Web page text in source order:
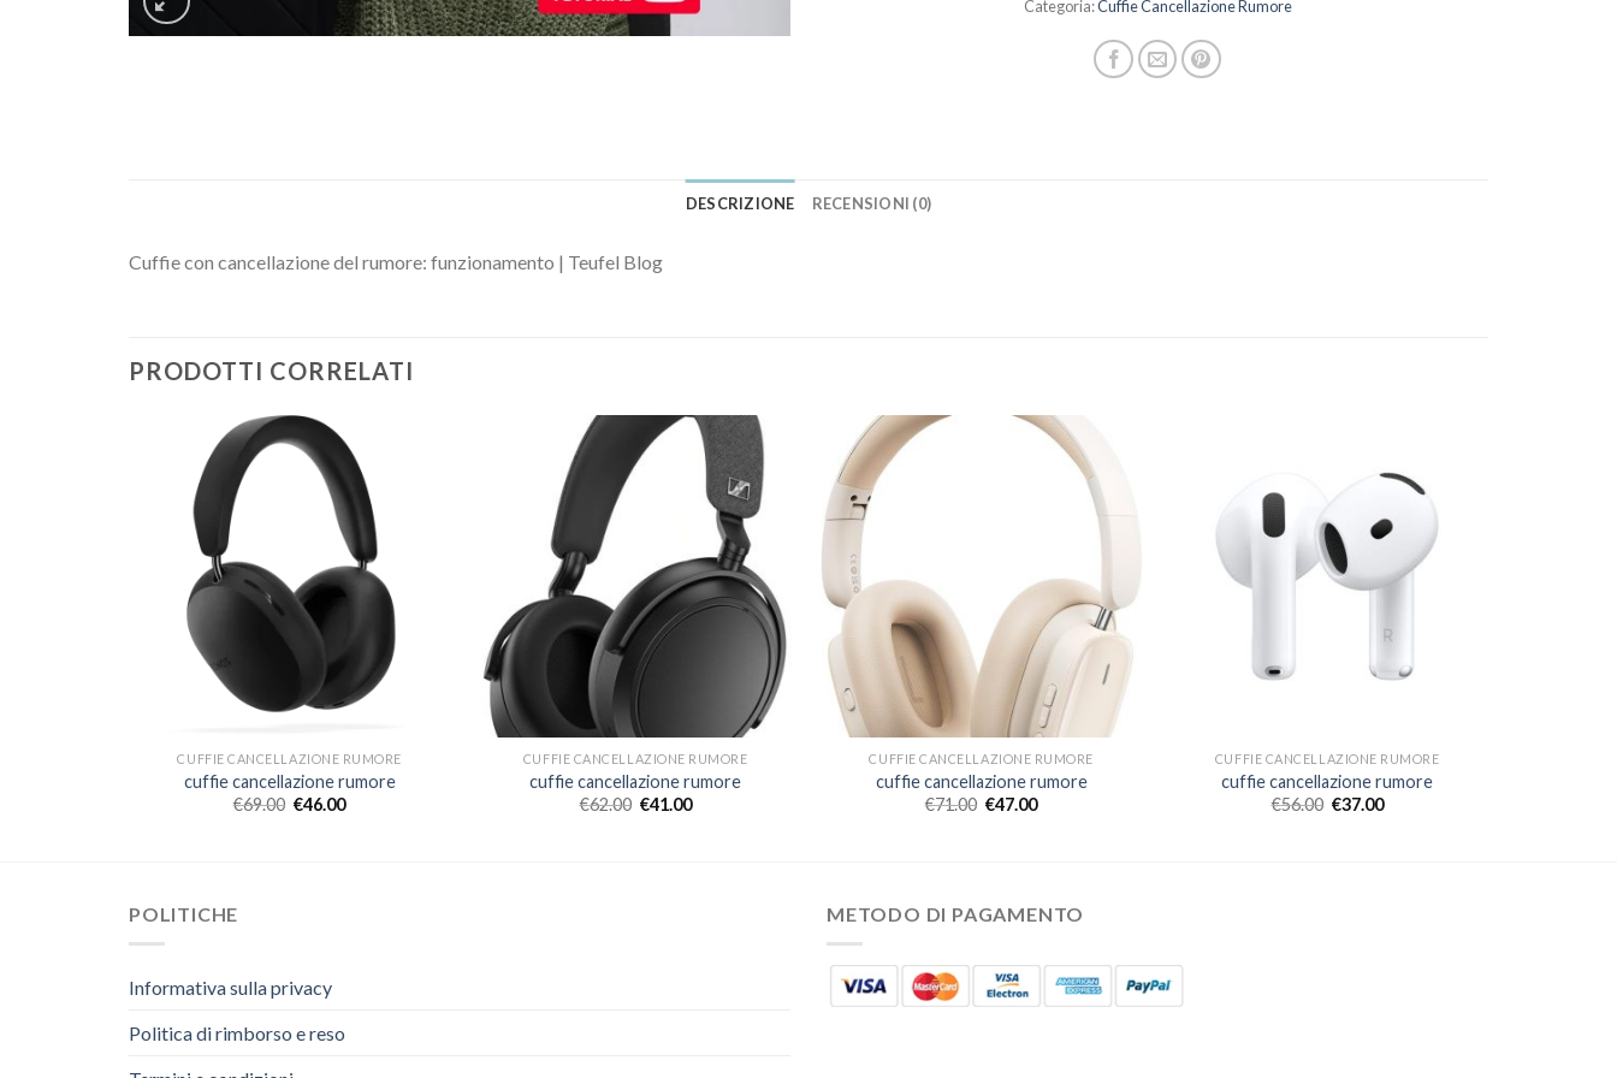
Categoria:Cuffie Cancellazione Rumore
DESCRIZIONE RECENSIONI (0)
Cuffie con cancellazione del rumore: funzionamento | Teufel Blog
PRODOTTI CORRELATI
CUFFIE CANCELLAZIONE RUMORE
cuffie cancellazione rumore
€69.00 €46.00
CUFFIE CANCELLAZIONE RUMORE
cuffie cancellazione rumore
€62.00 €41.00
CUFFIE CANCELLAZIONE RUMORE
cuffie cancellazione rumore
€71.00 €47.00
CUFFIE CANCELLAZIONE RUMORE
cuffie cancellazione rumore
€56.00 €37.00
POLITICHE
Informativa sulla privacy
Politica di rimborso e reso
METODO DI PAGAMENTO